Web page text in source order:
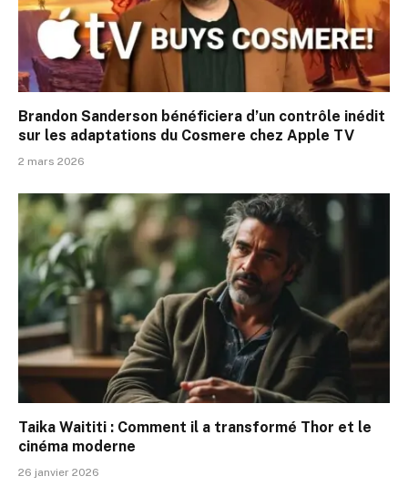
Brandon Sanderson bénéficiera d’un contrôle inédit
sur les adaptations du Cosmere chez Apple TV
2 mars 2026
Taika Waititi : Comment il a transformé Thor et le
cinéma moderne
26 janvier 2026